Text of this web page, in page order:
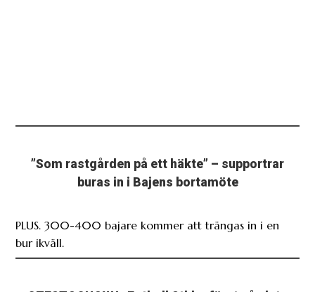
”Som rastgården på ett häkte” – supportrar
buras in i Bajens bortamöte
PLUS. 300-400 bajare kommer att trängas in i en
bur ikväll.